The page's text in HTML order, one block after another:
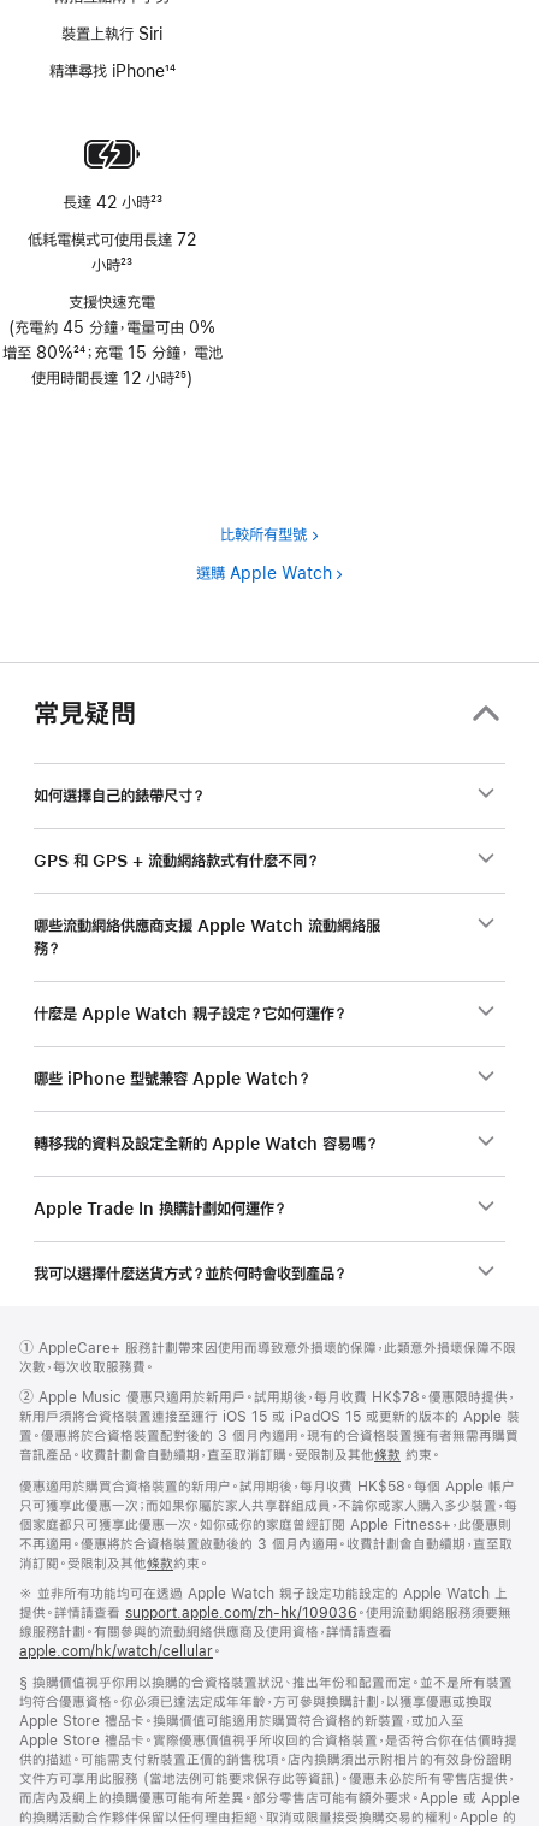
裝置上執行 Siri
精準尋找 iPhone14
長達 42 小時23
低耗電模式可使用長達 72
小時23
支援快速充電
(充電約 45 分鐘，電量可由 0%
增至 80%24；充電 15 分鐘， 電池
使用時間長達 12 小時25)
比較所有型號
選購 Apple Watch
常見疑問
如何選擇自己的錶帶尺寸？
GPS 和 GPS + 流動網絡款式有什麼不同？
哪些流動網絡供應商支援 Apple Watch 流動網絡服
務？
什麼是 Apple Watch 親子設定？它如何運作？
哪些 iPhone 型號兼容 Apple Watch？
轉移我的資料及設定全新的 Apple Watch 容易嗎？
Apple Trade In 換購計劃如何運作？
我可以選擇什麼送貨方式？並於何時會收到產品？
腳
腳
註
腳
① AppleCare+ 服務計劃帶來因使用而導致意外損壞的保障，此類意外損壞保障不限
次數，每次收取服務費。
註
腳
② Apple Music 優惠只適用於新用戶。試用期後，每月收費 HK$78。優惠限時提供，
新用戶須將合資格裝置連接至運行 iOS 15 或 iPadOS 15 或更新的版本的 Apple 裝
置。優惠將於合資格裝置配對後的 3 個月內適用。現有的合資格裝置擁有者無需再購買
音訊產品。收費計劃會自動續期，直至取消訂購。受限制及其他條款 約束。
優惠適用於購買合資格裝置的新用户。試用期後，每月收費 HK$58。每個 Apple 帳户
只可獲享此優惠一次；而如果你屬於家人共享群組成員，不論你或家人購入多少裝置，每
個家庭都只可獲享此優惠一次。如你或你的家庭曾經訂閱 Apple Fitness+，此優惠則
不再適用。優惠將於合資格裝置啟動後的 3 個月內適用。收費計劃會自動續期，直至取
消訂閱。受限制及其他條款約束。
註
腳
※ 並非所有功能均可在透過 Apple Watch 親子設定功能設定的 Apple Watch 上
提供。詳情請查看 support.apple.com/zh-hk/109036 (以
新
開
啟)
。使用流動網絡服務須要無
線服務計劃。有關參與的流動網絡供應商及使用資格，詳情請查看
apple.com/hk/watch/cellular。
註
腳
§ 換購價值視乎你用以換購的合資格裝置狀況、推出年份和配置而定。並不是所有裝置
均符合優惠資格。你必須已達法定成年年齡，方可參與換購計劃，以獲享優惠或換取
Apple Store 禮品卡。換購價值可能適用於購買符合資格的新裝置，或加入至
Apple Store 禮品卡。實際優惠價值視乎所收回的合資格裝置，是否符合你在估價時提
供的描述。可能需支付新裝置正價的銷售稅項。店內換購須出示附相片的有效身份證明
文件方可享用此服務 (當地法例可能要求保存此等資訊)。優惠未必於所有零售店提供，
而店內及網上的換購優惠可能有所差異。部分零售店可能有額外要求。Apple 或 Apple
的換購活動合作夥伴保留以任何理由拒絕、取消或限量接受換購交易的權利。Apple 的